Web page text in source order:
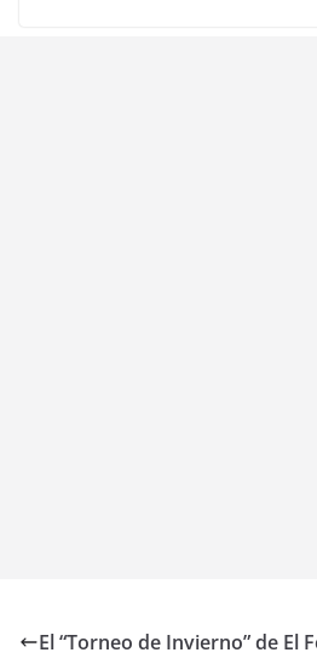
El “Torneo de Invierno” de El